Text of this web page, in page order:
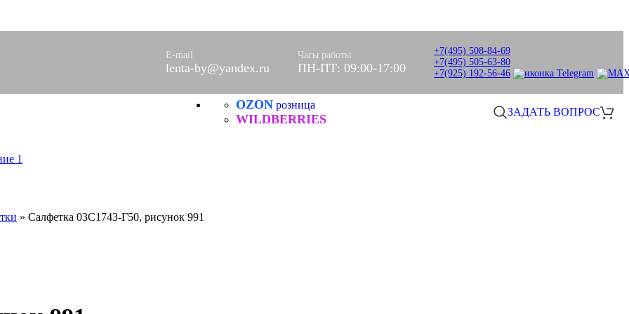
E-mail
lenta-by@yandex.ru
Часы работы
ПН-ПТ: 09:00-17:00
+7(495) 508-84-69
+7(495) 505-63-80
+7(925) 192-56-46
OZON розница
WILDBERRIES
ЗАДАТЬ ВОПРОС
» Салфетка 03С1743-Г50, рисунок 991